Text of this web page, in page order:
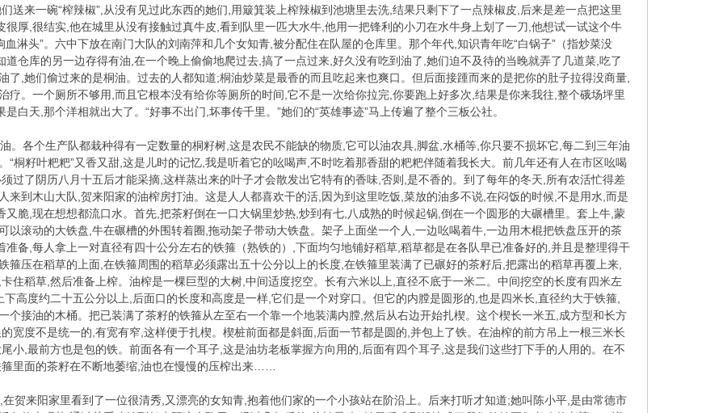
送来一碗“榨辣椒”,从没有见过此东西的她们,用簸箕装上榨辣椒到池塘里去洗,结果只剩下了一点辣椒皮,后来是差一点把这里
很厚,很结实,他在城里从没有接触过真牛皮,看到队里一匹大水牛,他用一把锋利的小刀在水牛身上划了一刀,他想试一试这个牛
血淋头”。六中下放在南门大队的刘南萍和几个女知青,被分配住在队屋的仓库里。那个年代,知识青年吃“白锅子”（指炒菜没
仓库的另一边存得有油,在一个晚上偷偷地爬过去,搞了一点过来,好久没有吃到油了,她们迫不及待的当晚就弄了几道菜,吃了
了,她们偷过来的是桐油。过去的人都知道;桐油炒菜是最香的而且吃起来也爽口。但后面接踵而来的是把你的肚子拉得没商量,
疗。一个厕所不够用,而且它根本没有给你等厕所的时间,它不是一次给你拉完,你要跑上好多次,结果是你来我往,整个硪场坪里
白天,那个洋相就出大了。“好事不出门,坏事传千里。”她们的“英雄事迹”马上传遍了整个三板公社。
各个生产队都栽种得有一定数量的桐籽树,这是农民不能缺的物质,它可以油农具,脚盆,水桶等,你只要不损坏它,每二到三年油
“桐籽叶粑粑”又香又甜,这是儿时的记忆,我是听着它的吆喝声,不时吃着那香甜的粑粑伴随着我长大。前几年还有人在市区吆喝
过了阴历八月十五后才能采摘,这样蒸出来的叶子才会散发出它特有的香味,否则,是不香的。到了每年的冬天,所有农活忙得差
来到木山大队,贺来阳家的油榨房打油。这是人人都喜欢干的活,因为到这里吃饭,菜放的油多不说,在闷饭的时候,不是用水,而是
又脆,现在想想都流口水。首先,把茶籽倒在一口大锅里炒热,炒到有七,八成熟的时候起锅,倒在一个圆形的大碾槽里。套上牛,蒙
以滚动的大铁盘,牛在碾槽的外围转着圈,拖动架子带动大铁盘。架子上面坐一个人,一边吆喝着牛,一边用木棍把铁盘压开的茶
准备,每人拿上一对直径有四十公分左右的铁箍（熟铁的）,下面均匀地铺好稻草,稻草都是在各队早已准备好的,并且是整理得干
箍压在稻草的上面,在铁箍周围的稻草必须露出五十公分以上的长度,在铁箍里装满了已碾好的茶籽后,把露出的稻草再覆上来,
住稻草,然后准备上榨。油榨是一棵巨型的大树,中间适度挖空。长有六米以上,直径不底于一米二。中间挖空的长度有四米左
高度约二十五公分以上,后面口的长度和高度是一样,它们是一个对穿口。但它的内膛是圆形的,也是四米长,直径约大于铁箍,
个接油的木桶。把已装满了茶籽的铁箍从左至右一个靠一个地装满内膛,然后从右边开始扎楔。这个楔长一米五,成方型和长方
宽度不是统一的,有宽有窄,这样便于扎楔。楔桩前面都是斜面,后面一节都是圆的,并包上了铁。在油榨的前方吊上一根三米长
小,最前方也是包的铁。前面各有一个耳子,这是油坊老板掌握方向用的,后面有四个耳子,这是我们这些打下手的人用的。在不
里面的茶籽在不断地萎缩,油也在慢慢的压榨出来……
贺来阳家里看到了一位很清秀,又漂亮的女知青,抱着他们家的一个小孩站在阶沿上。后来打听才知道;她叫陈小平,是由常德市